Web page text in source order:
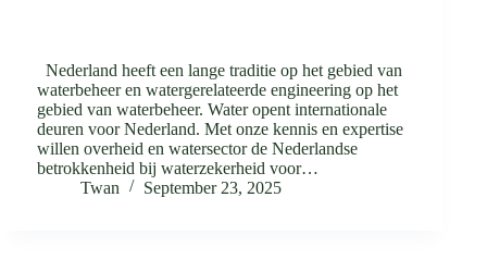
Nederland heeft een lange traditie op het gebied van
waterbeheer en watergerelateerde engineering op het
gebied van waterbeheer. Water opent internationale
deuren voor Nederland. Met onze kennis en expertise
willen overheid en watersector de Nederlandse
betrokkenheid bij waterzekerheid voor…
Twan
September 23, 2025